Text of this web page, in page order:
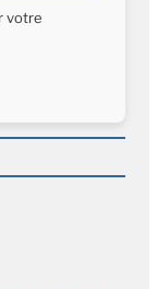
votre